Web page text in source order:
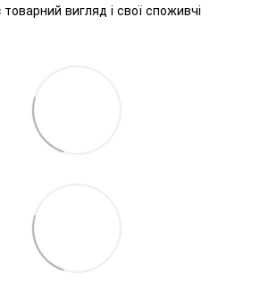
товарний вигляд і свої споживчі